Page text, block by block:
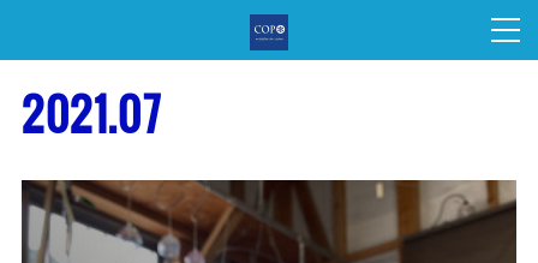
2021.07